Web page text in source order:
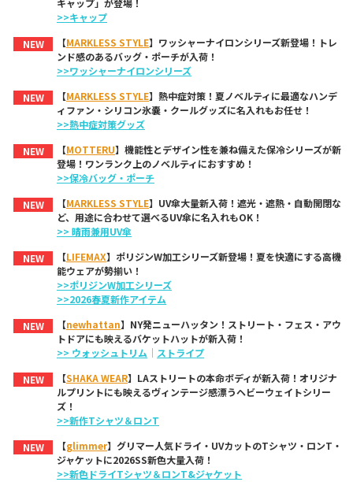
キャップ」が登場！
>>キャップ
NEW
【MARKLESS STYLE】ワッシャーナイロンシリーズ新登場！トレ
ンド感のあるバッグ・ポーチが入荷！
>>ワッシャーナイロンシリーズ
NEW
【MARKLESS STYLE】熱中症対策！夏ノベルティに最適なハンデ
ィファン・シリコン氷嚢・クールグッズに名入れもお任せ！
>>熱中症対策グッズ
NEW
【MOTTERU】機能性とデザイン性を兼ね備えた保冷シリーズが新
登場！ワンランク上のノベルティにおすすめ！
>>保冷バッグ・ポーチ
NEW
【MARKLESS STYLE】UV傘大量新入荷！遮光・遮熱・自動開閉な
ど、用途に合わせて選べるUV傘に名入れもOK！
>> 晴雨兼用UV傘
NEW
【LIFEMAX】ポリジンW加工シリーズ新登場！夏を快適にする高機
能ウェアが勢揃い！
>>ポリジンW加工シリーズ
>>2026春夏新作アイテム
NEW
【newhattan】NY発ニューハッタン！ストリート・フェス・アウ
トドアにも映えるバケットハットが新入荷！
>> ウォッシュトリム ｜ ストライプ
NEW
【SHAKA WEAR】LAストリートの本命ボディが新入荷！オリジナ
ルプリントにも映えるヴィンテージ感漂うヘビーウェイトシリー
ズ！
>>新作Tシャツ＆ロンT
NEW
【glimmer】グリマー人気ドライ・UVカットのTシャツ・ロンT・
ジャケットに2026SS新色大量入荷！
>>新色ドライTシャツ＆ロンT&ジャケット